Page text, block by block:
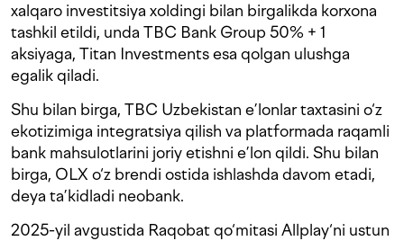
xalqaro investitsiya xoldingi bilan birgalikda korxona
tashkil etildi, unda TBC Bank Group 50% + 1
aksiyaga, Titan Investments esa qolgan ulushga
egalik qiladi.
Shu bilan birga, TBC Uzbekistan e’lonlar taxtasini o‘z
ekotizimiga integratsiya qilish va platformada raqamli
bank mahsulotlarini joriy etishni e’lon qildi. Shu bilan
birga, OLX o‘z brendi ostida ishlashda davom etadi,
deya ta’kidladi neobank.
2025-yil avgustida Raqobat qo‘mitasi Allplay‘ni ustun